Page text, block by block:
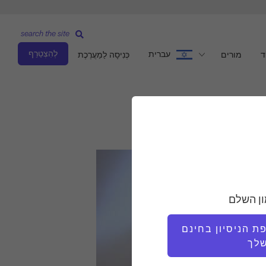
מורים עברית כְּנִיסָה לַמַעֲרֶכֶת לְהִצְטַרֵף
search the site
השלם
הניסיון בחינם
שלך